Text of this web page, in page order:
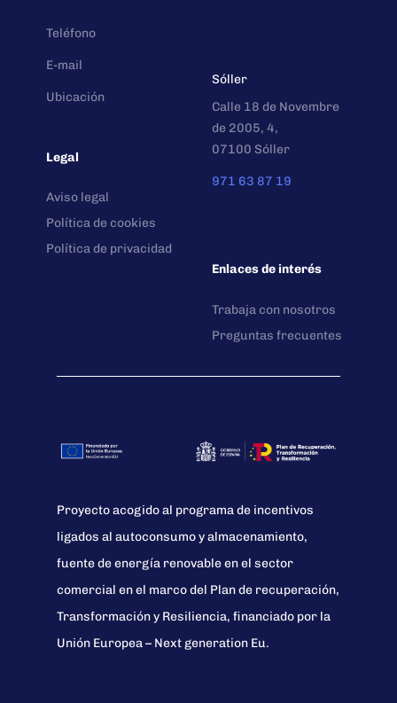
Teléfono
E-mail
Ubicación
Legal
Aviso legal
Política de cookies
Política de privacidad
Sóller
Calle 18 de Novembre
de 2005, 4,
07100 Sóller
971 63 87 19
Enlaces de interés
Trabaja con nosotros
Preguntas frecuentes
Proyecto acogido al programa de incentivos
ligados al autoconsumo y almacenamiento,
fuente de energía renovable en el sector
comercial en el marco del Plan de recuperación,
Transformación y Resiliencia, financiado por la
Unión Europea – Next generation Eu.